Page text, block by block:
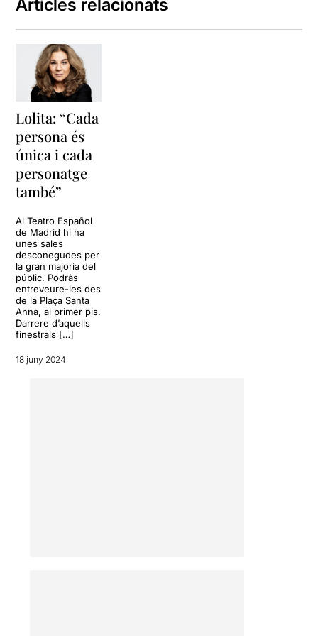
defensar tant bé en el mateix
escenari del Teatre Goya.
Articles relacionats
Lolita: “Cada
persona és
única i cada
personatge
també”
Al Teatro Español
de Madrid hi ha
unes sales
desconegudes per
la gran majoria del
públic. Podràs
entreveure-les des
de la Plaça Santa
Anna, al primer pis.
Darrere d’aquells
finestrals […]
18 juny 2024